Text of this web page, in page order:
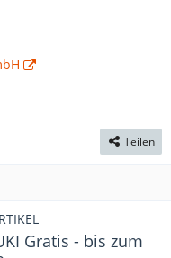
Teilen
Gratis - bis zum